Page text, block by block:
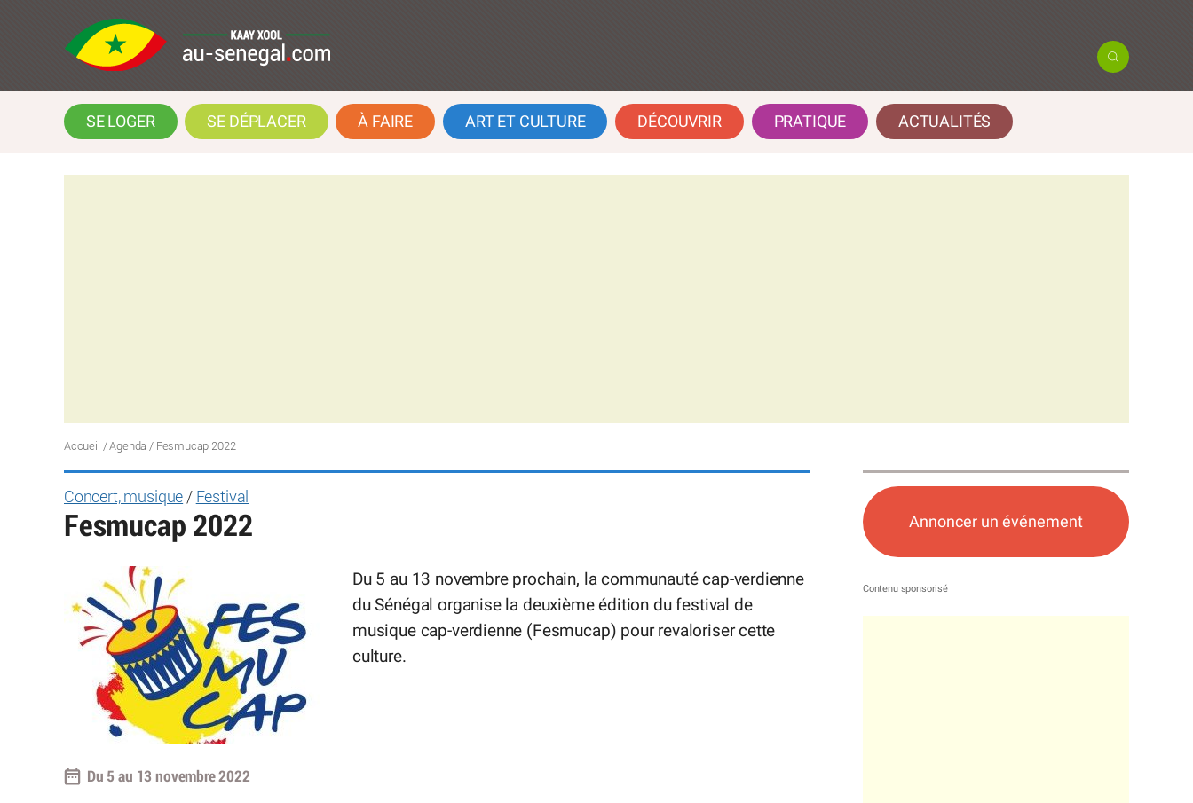
SE LOGER SE DÉPLACER À FAIRE ART ET CULTURE DÉCOUVRIR PRATIQUE ACTUALITÉS
Accueil /Agenda / Fesmucap 2022
Concert, musique / Festival
Fesmucap 2022
Du 5 au 13 novembre prochain, la communauté cap-verdienne
du Sénégal organise la deuxième édition du festival de
musique cap-verdienne (Fesmucap) pour revaloriser cette
culture.
Du 5 au 13 novembre 2022
Annoncer un événement